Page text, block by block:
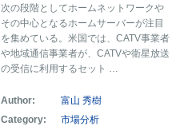
次の段階としてホームネットワークや
その中心となるホームサーバーが注目
を集めている。米国では、CATV事業者
や地域通信事業者が、CATVや衛星放送
の受信に利用するセット …
Author:
富山 秀樹
Category:
市場分析